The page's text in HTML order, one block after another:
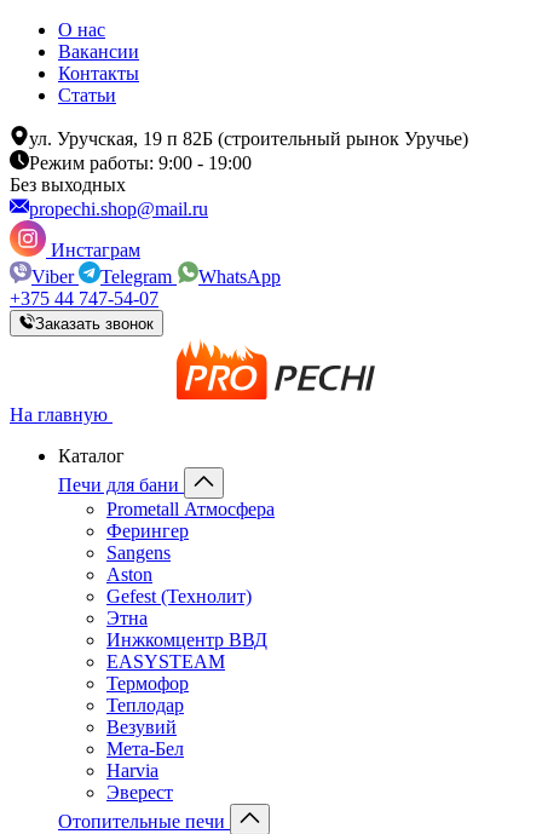
О нас
Вакансии
Контакты
Статьи
ул. Уручская, 19 п 82Б (строительный рынок Уручье)
Режим работы: 9:00 - 19:00
Без выходных
propechi.shop@mail.ru
Инстаграм
Viber
Telegram
WhatsApp
+375 44 747-54-07
Заказать звонок
На главную
Каталог
Печи для бани
Prometall Атмосфера
Ферингер
Sangens
Aston
Gefest (Технолит)
Этна
Инжкомцентр ВВД
EASYSTEAM
Термофор
Теплодар
Везувий
Мета-Бел
Harvia
Эверест
Отопительные печи